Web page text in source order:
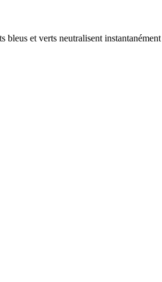
bleus et verts neutralisent